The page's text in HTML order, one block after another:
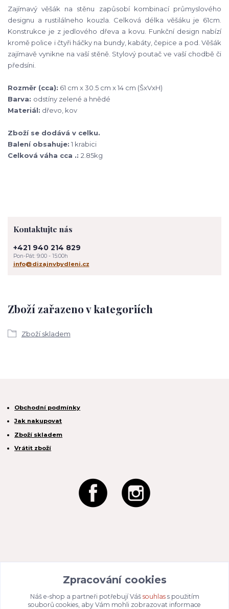
Zajímavý věšák na stěnu zapůsobí kombinací průmyslového
designu a rustilálneho kouzla. Celková délka věšáku je 61cm.
Konstrukce je z jedlového dřeva a kovu. Funkční design nabízí
kromě police i čtyři háčky na bundy, kabáty, čepice a pod. Věšák
zajímavě vynikne na vaší stěně. Stylový poutač ve vaší chodbě či
předsíni.
Rozměr (cca): 61 cm x 30.5 cm x 14 cm (ŠxVxH)
Barva: odstíny zelené a hnědé
Materiál: dřevo, kov
Zboží se dodává v celku.
Balení obsahuje: 1 krabici
Celková váha cca .: 2.85kg
Zboží zařazeno v kategoriích
Zboží skladem
Kontaktujte nás
+421 940 214 829
Pon-Pát: 9:00 - 15:00h
info@dizajnvbydleni.cz
Obchodní podmínky
Jak nakupovat
Zboží skladem
Vrátit zboží
049 80 662
/ DIČ: CZ04980662
info@dizajnvbydleni.cz
Zpracování cookies
Náš e-shop a partneři potřebují Váš souhlass použitím
souborů cookies, aby Vám mohli zobrazovat informace